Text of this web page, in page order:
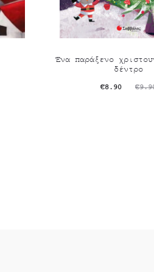
Ένα παράξενο
δέντρο
€
Original
€8.90
Η